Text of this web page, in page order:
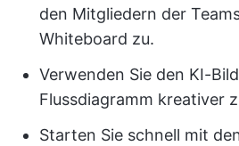
den Mitgliedern der
Whiteboard zu.
Verwenden Sie den KI-
Flussdiagramm kreativer
Starten Sie schnell mit